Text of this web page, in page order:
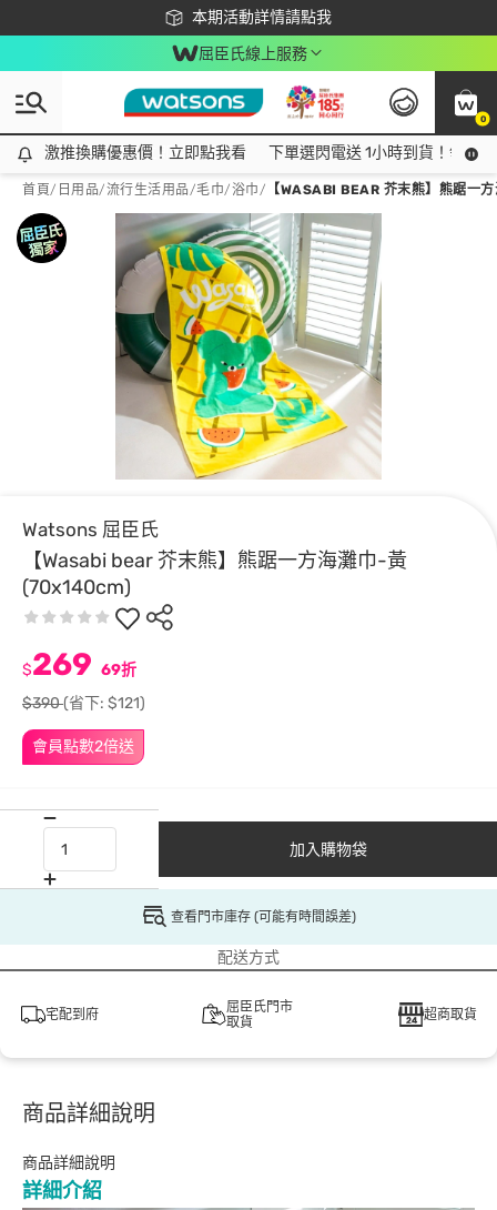
本期活動詳情請點我
下載app最高回饋$350
屈臣氏線上服務
0
激推換購優惠價！立即點我看
激推換購優惠價！立即點我看 下單選閃電送 1小時到貨！領神
首頁/ 日用品/流行生活用品/毛巾/浴巾/ 【WASABI BEAR 芥末熊】熊踞一
Watsons 屈臣氏
【Wasabi bear 芥末熊】熊踞一方海灘巾-黃
(70x140cm)
會員點數2倍送
$269 69折
$390(省下: $121)
加入購物袋
查看門市庫存 (可能有時間誤差)
配送方式
宅配到府
屈臣氏門市
取貨
超商取貨
商品詳細說明
商品詳細說明
詳細介紹